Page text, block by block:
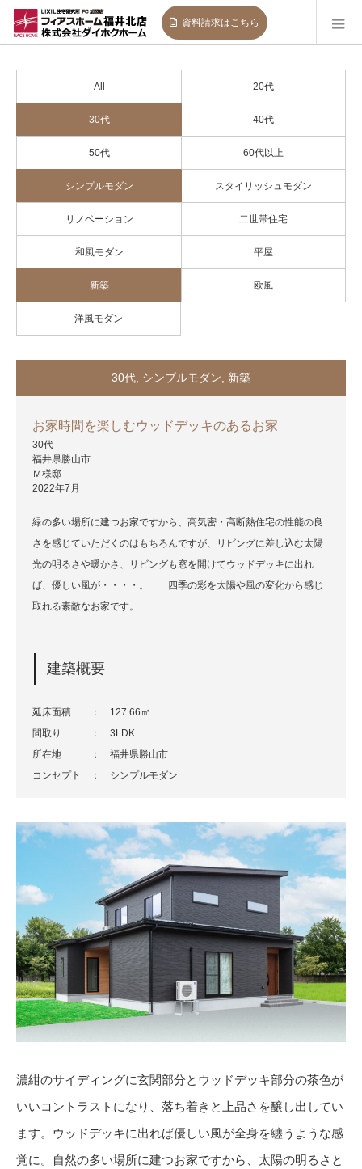
資料請求はこちら
All 20代
30代 40代
50代 60代以上
シンプルモダン スタイリッシュモダン
リノベーション 二世帯住宅
和風モダン 平屋
新築 欧風
洋風モダン
30代 シンプルモダン 新築
お家時間を楽しむウッドデッキのあるお家
30代
福井県勝山市
Ｍ様邸
2022年7月
緑の多い場所に建つお家ですから、高気密・高断熱住宅の性能の良
さを感じていただくのはもちろんですが、リビングに差し込む太陽
光の明るさや暖かさ、リビングも窓を開けてウッドデッキに出れ
ば、優しい風が・・・・。 四季の彩を太陽や風の変化から感じ
取れる素敵なお家です。
建築概要
延床面積 ： 127.66㎡
間取り ： 3LDK
所在地 ： 福井県勝山市
コンセプト ： シンプルモダン
濃紺のサイディングに玄関部分とウッドデッキ部分の茶色が
いいコントラストになり、落ち着きと上品さを醸し出してい
ます。ウッドデッキに出れば優しい風が全身を纏うような感
覚に。自然の多い場所に建つお家ですから、太陽の明るさと